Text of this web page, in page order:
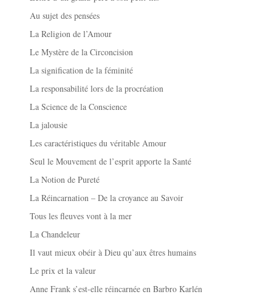
Au sujet des pensées
La Religion de l’Amour
Le Mystère de la Circoncision
La signification de la féminité
La responsabilité lors de la procréation
La Science de la Conscience
La jalousie
Les caractéristiques du véritable Amour
Seul le Mouvement de l’esprit apporte la Santé
La Notion de Pureté
La Réincarnation – De la croyance au Savoir
Tous les fleuves vont à la mer
La Chandeleur
Il vaut mieux obéir à Dieu qu’aux êtres humains
Le prix et la valeur
Anne Frank s’est-elle réincarnée en Barbro Karlén